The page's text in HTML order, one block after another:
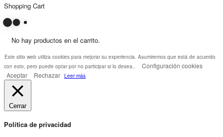
Shopping Cart
No hay productos en el carrito.
Este sitio web utiliza cookies para mejorar su experiencia. Asumiremos que está de acuerdo
con esto, pero puede optar por no participar si lo desea..
Configuración cookies
Aceptar
Rechazar Leer más
Cerrar
Política de privacidad